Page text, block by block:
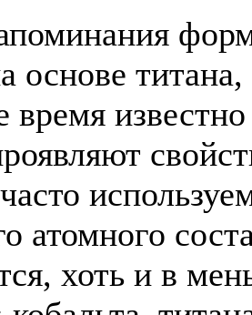
основе
время
атомного
хоть и в